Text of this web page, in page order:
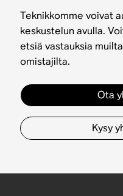
Teknikkomme voivat
keskustelun avulla.
etsiä vastauksia
omistajilta.
Ota
Kysy